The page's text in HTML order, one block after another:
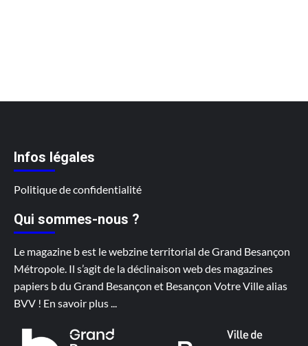
Infos légales
Politique de confidentialité
Qui sommes-nous ?
Le magazine b est le webzine territorial de Grand Besançon
Métropole. Il s’agit de la déclinaison web des magazines
papiers b du Grand Besançon et Besançon Votre Ville alias
BVV ! En savoir plus...